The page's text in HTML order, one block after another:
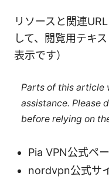
リソースと関連
して、閲覧用テキ
表示です）
Parts of this article
assistance. Please
before relying on
Pia VPN公式ペ
nordvpn公式サ